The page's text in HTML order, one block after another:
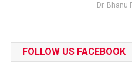
Dr. Bhanu
FOLLOW US FACEBOOK